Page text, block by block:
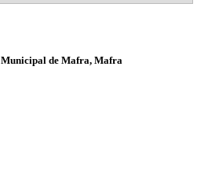
de Mafra, Mafra